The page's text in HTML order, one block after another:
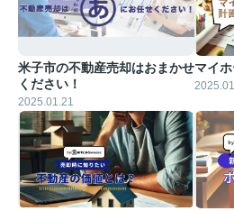
米子市の不動産売却はおまかせ
ください！
2025.01.21
マイ